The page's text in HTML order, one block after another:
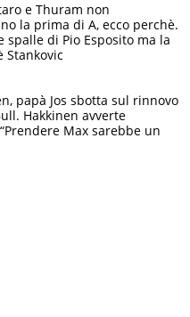
e Thuram non
la prima di A, ecco perchè.
spalle di Pio Esposito ma la
Stankovic
papà Jos sbotta sul rinnovo
Hakkinen avverte
Max sarebbe un